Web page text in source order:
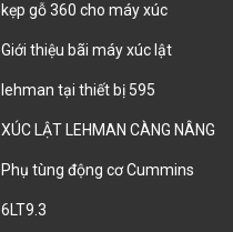
kẹp gỗ 360 cho máy xúc
Giới thiệu bãi máy xúc lật
lehman tại thiết bị 595
XÚC LẬT LEHMAN CÀNG NÂNG
Phụ tùng động cơ Cummins
6LT9.3